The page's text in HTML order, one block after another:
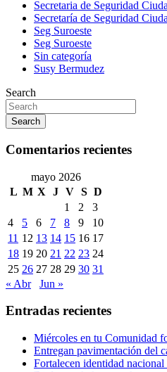
Secretaria de Seguridad
Secretaría de Seguridad
Seg Suroeste
Seg Suroeste
Sin categoría
Susy Bermudez
Search
Search
Comentarios recientes
mayo 2026
L M X J V S D
1
2
3
4
5 6 7 8 9
10
11 12 13 14 15 16 17
18 19 20 21 22 23 24
25 26 27 28 29 30 31
« Abr
Jun »
Entradas recientes
Miércoles en tu Comunidad
Entregan pavimentación del
Fortalecen identidad